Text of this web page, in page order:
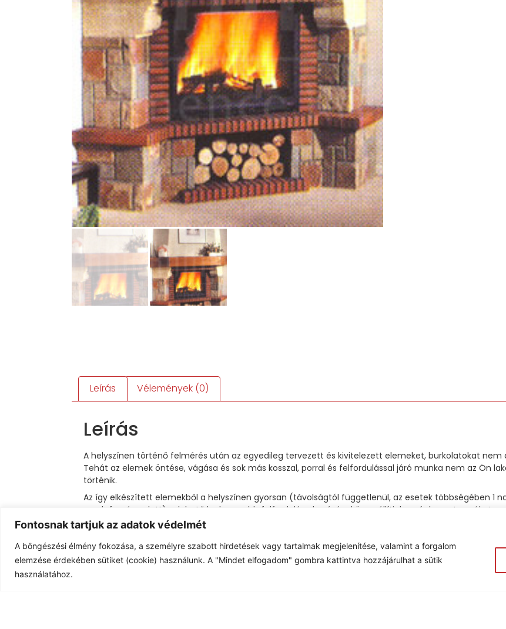
Fontosnak tartjuk az adatok védelmét
A böngészési élmény fokozása, a személyre szabott hirdetések vagy tartalmak megjelenítése, valamint a forgalom
elemzése érdekében sütiket (cookie) használunk. A "Mindet elfogadom" gombra kattintva hozzájárulhat a sütik
használatához.
Leírás Vélemények (0)
Leírás
A helyszínen történő felmérés után az egyedileg tervezett és kivitelezett elemeket, burkolatokat nem
Tehát az elemek öntése, vágása és sok más kosszal, porral és felfordulással járó munka nem az Ön
történik.
Az így elkészített elemekből a helyszínen gyorsan (távolságtól függetlenül, az esetek többségében 1
nap leforgása alatt), a lehető legkevesebb felfordulás okozásával összeállítjuk a végleges terméket.
Így Önnek az építési munkálatok miatt nem kell heteket otthon tartózkodnia és a termék megépítése
A holnapon lévő összes termékünk megépítése során az itt ismertetett munkamódszert követjük.